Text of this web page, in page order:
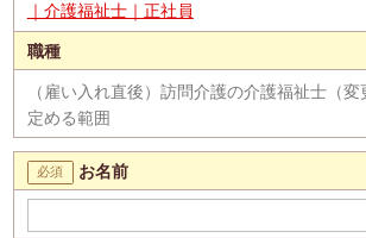
｜介護福祉士｜正社員
職種
（雇い入れ直後）訪問介護の介護福祉士（
定める範囲
お名前